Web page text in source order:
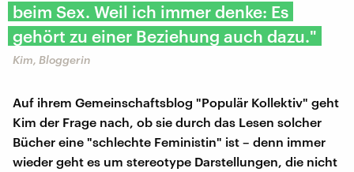
beim Sex. Weil ich immer denke: Es
gehört zu einer Beziehung auch dazu."
Kim, Bloggerin
Auf ihrem Gemeinschaftsblog "Populär Kollektiv" geht
Kim der Frage nach, ob sie durch das Lesen solcher
Bücher eine "schlechte Feministin" ist – denn immer
wieder geht es um stereotype Darstellungen, die nicht